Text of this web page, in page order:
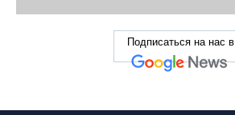
Подписаться на нас в